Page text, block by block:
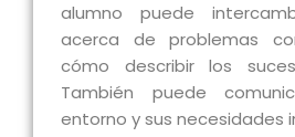
alumno puede
acerca de problemas
cómo describir los
También puede
entorno y sus necesidades